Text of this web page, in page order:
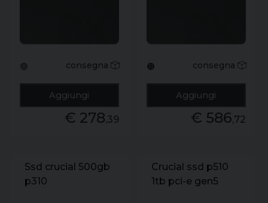
🟢 consegna
Aggiungi
€ 278,39
🟠 consegna
Aggiungi
€ 586,72
Ssd crucial 500gb
p310
Crucial ssd p510
1tb pci-e gen5